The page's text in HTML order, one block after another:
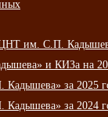
им. С.П.
и КИЗа на
за 2025
за 2024